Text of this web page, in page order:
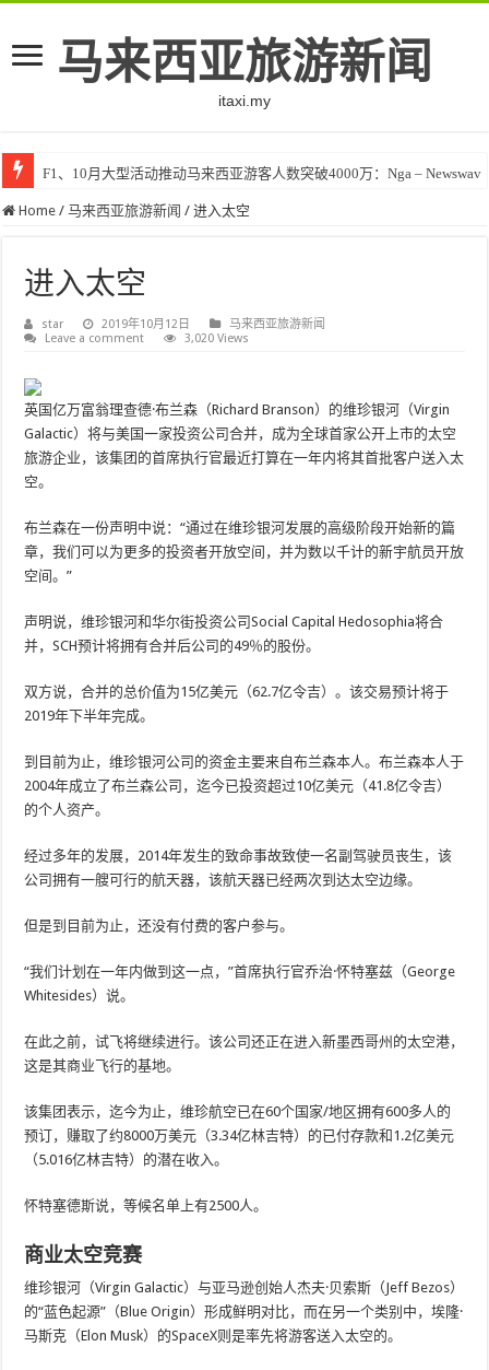
马来西亚旅游新闻
itaxi.my
F1、10月大型活动推动马来西亚游客人数突破4000万：Nga – Newswav
Home / 马来西亚旅游新闻 / 进入太空
进入太空
star 2019年10月12日
马来西亚旅游新闻
Leave a comment
3,020 Views
英国亿万富翁理查德·布兰森（Richard Branson）的维珍银河（Virgin
Galactic）将与美国一家投资公司合并，成为全球首家公开上市的太空
旅游企业，该集团的首席执行官最近打算在一年内将其首批客户送入太
空。
布兰森在一份声明中说：“通过在维珍银河发展的高级阶段开始新的篇
章，我们可以为更多的投资者开放空间，并为数以千计的新宇航员开放
空间。”
声明说，维珍银河和华尔街投资公司Social Capital Hedosophia将合
并，SCH预计将拥有合并后公司的49％的股份。
双方说，合并的总价值为15亿美元（62.7亿令吉）。该交易预计将于
2019年下半年完成。
到目前为止，维珍银河公司的资金主要来自布兰森本人。布兰森本人于
2004年成立了布兰森公司，迄今已投资超过10亿美元（41.8亿令吉）
的个人资产。
经过多年的发展，2014年发生的致命事故致使一名副驾驶员丧生，该
公司拥有一艘可行的航天器，该航天器已经两次到达太空边缘。
但是到目前为止，还没有付费的客户参与。
“我们计划在一年内做到这一点，”首席执行官乔治·怀特塞兹（George
Whitesides）说。
在此之前，试飞将继续进行。该公司还正在进入新墨西哥州的太空港，
这是其商业飞行的基地。
该集团表示，迄今为止，维珍航空已在60个国家/地区拥有600多人的
预订，赚取了约8000万美元（3.34亿林吉特）的已付存款和1.2亿美元
（5.016亿林吉特）的潜在收入。
怀特塞德斯说，等候名单上有2500人。
商业太空竞赛
维珍银河（Virgin Galactic）与亚马逊创始人杰夫·贝索斯（Jeff Bezos）
的“蓝色起源”（Blue Origin）形成鲜明对比，而在另一个类别中，埃隆·
马斯克（Elon Musk）的SpaceX则是率先将游客送入太空的。